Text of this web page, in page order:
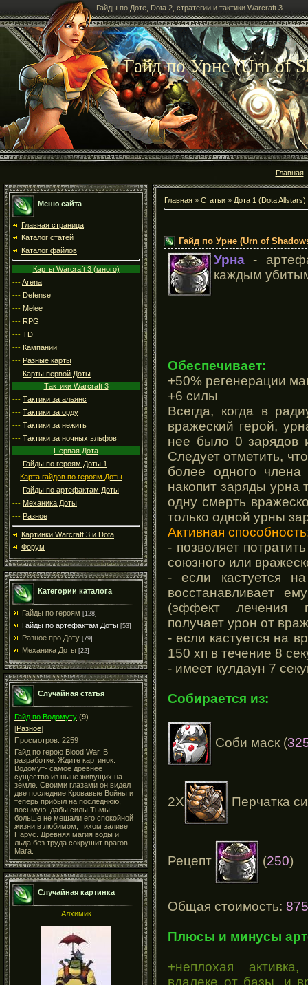
Гайды по Доте, Dota 2, стратегии и тактики Warcraft 3
Гайд по Урне (Urn of
Главная
Меню сайта
Главная страница
Каталог статей
Каталог файлов
Карты Warcraft 3 (много)
---Arena
--- Defense
--- Melee
--- RPG
--- TD
--- Кампании
--- Разные карты
--- Карты первой Доты
Тактики Warcraft 3
--- Тактики за альянс
--- Тактики за орду
--- Тактики за нежить
--- Тактики за ночных эльфов
Первая Дота
--- Гайды по героям Доты 1
-- Карта гайдов по героям Доты
--- Гайды по артефактам Доты
--- Механика Доты
--- Разное
Картинки Warcraft 3 и Dota
Форум
Категории каталога
Гайды по героям [128]
Гайды по артефактам Доты [53]
Разное про Доту [79]
Механика Доты [22]
Случайная статья
Гайд по Водомуту (9)
[Разное]
Просмотров: 2259
Гайд по герою Blood War. В
разработке. Ждите картинок.
Водомут- самое древнее
существо из ныне живущих на
земле. Своими глазами он видел
две последние Кровавые Войны и
теперь прибыл на последнюю,
восьмую, дабы силы Тьмы
больше не мешали его спокойной
жизни в любимом, тихом заливе
Парус. Древняя магия воды и
льда без труда сокрушит врагов
Мага.
Случайная картинка
Алхимик
Главная » Статьи » Дота 1 (Dota Allstars)
Гайд по Урне (Urn of
Урна -
каждым
Обеспечивает:
+50% регенерации
+6 силы
Всегда, когда в
вражеский герой,
нее было 0 зарядов
Следует отметить,
более одного
накопит заряды урна
одну смерть
только одной урны
Активная
- позволяет
союзного или
- если кастуется
восстанавливает
(эффект лечения
получает урон от
- если кастуется на
150 хп в течение 8
- имеет кулдаун 7
Собирается из:
Соби маск (
2Х Перчатка
Рецепт (250)
Общая стоимость: 875
Плюсы и минусы
+неплохая
вдалеке от базы, и